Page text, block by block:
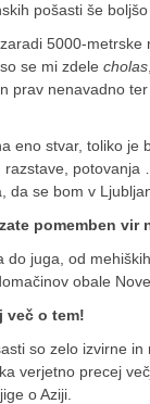
pošasti še
5000-
se mi zdele cholas
nenavadno
eno stvar, toliko je
da se bom v
pomemben vir
juga, od
obale
več o tem!
so zelo izvirne
verjetno precej
o Aziji.